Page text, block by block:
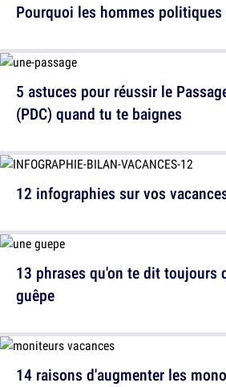
Pourquoi les hommes
12 infographies sur vos
14 raisons d'augmenter les
5 astuces pour réussir le
(PDC) quand tu te baignes
13 phrases qu'on te dit toujours
guêpe